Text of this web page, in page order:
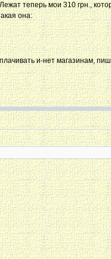
теперь мои 310 грн.,
она:
и-нет магазинам,